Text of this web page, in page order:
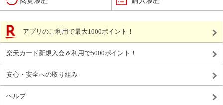
アプリのご利用で最大1000ポイント！
楽天カード新規入会＆利用で5000ポイント！
安心・安全への取り組み
ヘルプ